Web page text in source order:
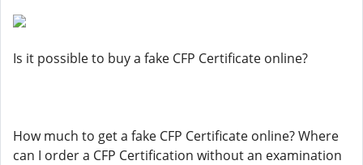
Is it possible to buy a fake CFP Certificate online?
How much to get a fake CFP Certificate online? Where
can I order a CFP Certification without an examination